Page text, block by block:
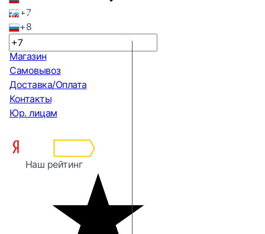
+7
+8
Магазин
Самовывоз
Доставка/Оплата
Контакты
Юр. лицам
Наш рейтинг